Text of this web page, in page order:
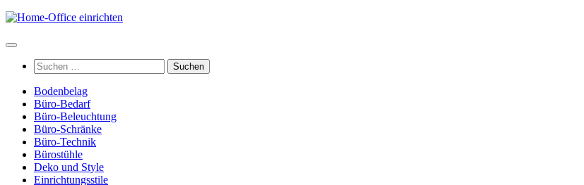
Zum
springen
Suchen
nach:
Bodenbelag
Büro-Bedarf
Büro-Beleuchtung
Büro-Schränke
Büro-Technik
Bürostühle
Deko und Style
Einrichtungsstile